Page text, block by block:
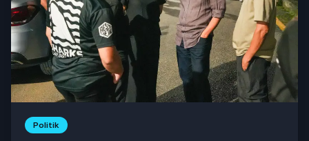
Politik